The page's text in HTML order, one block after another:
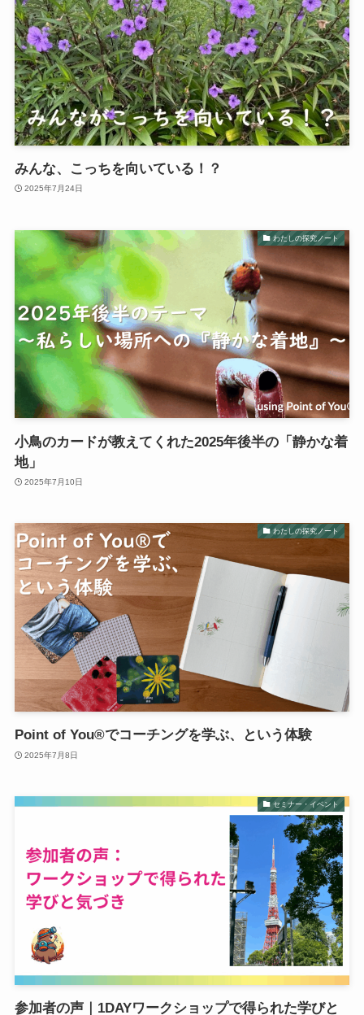
みんな、こっちを向いている！？
2025年7月24日
わたしの探究ノート
小鳥のカードが教えてくれた2025年後半の「静かな着
地」
2025年7月10日
わたしの探究ノート
Point of You®でコーチングを学ぶ、という体験
2025年7月8日
セミナー・イベント
参加者の声｜1DAYワークショップで得られた学びと